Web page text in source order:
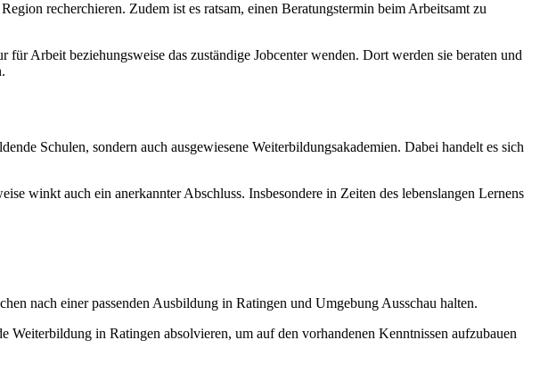
recherchieren. Zudem ist es ratsam, einen Beratungstermin beim Arbeitsamt zu
Arbeit beziehungsweise das zuständige Jobcenter wenden. Dort werden sie beraten und
Schulen, sondern auch ausgewiesene Weiterbildungsakademien. Dabei handelt es sich
winkt auch ein anerkannter Abschluss. Insbesondere in Zeiten des lebenslangen Lernens
nach einer passenden Ausbildung in Ratingen und Umgebung Ausschau halten.
Weiterbildung in Ratingen absolvieren, um auf den vorhandenen Kenntnissen aufzubauen